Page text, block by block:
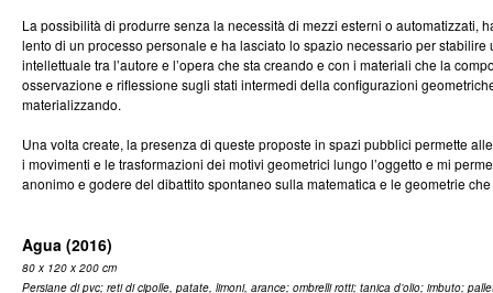
La possibilità di produrre senza la necessità di mezzi esterni o automatizzati,
lento di un processo personale e ha lasciato lo spazio necessario per stabilire
intellettuale tra l’autore e l’opera che sta creando e con i materiali che la
osservazione e riflessione sugli stati intermedi della configurazioni
materializzando.
Una volta create, la presenza di queste proposte in spazi pubblici permette
i movimenti e le trasformazioni dei motivi geometrici lungo l’oggetto e mi
anonimo e godere del dibattito spontaneo sulla matematica e le geometrie
Agua (2016)
80 x 120 x 200 cm
Persiane di pvc; reti di cipolle, patate, limoni, arance; ombrelli rotti; tanica d’olio; imbuto;